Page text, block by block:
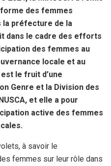
des femmes
la préfecture de la
dans le cadre des efforts
des femmes au
locale et au
le fruit d’une
Genre et la Division des
et elle a pour
active des femmes
à savoir le
femmes sur leur rôle dans